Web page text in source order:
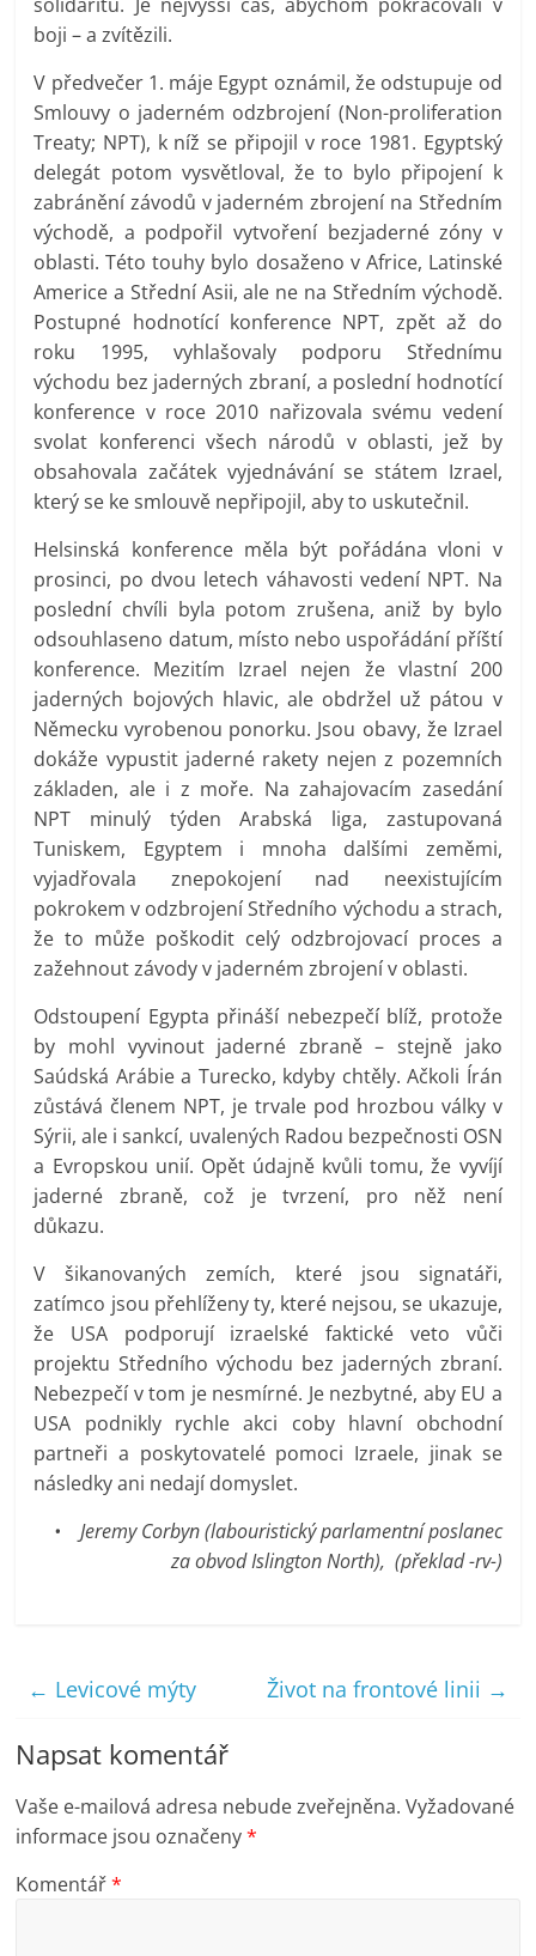
boji – a zvítězili.
V předvečer 1. máje Egypt oznámil, že odstupuje od
Smlouvy o jaderném odzbrojení (Non-proliferation
Treaty; NPT), k níž se připojil v roce 1981. Egyptský
delegát potom vysvětloval, že to bylo připojení k
zabránění závodů v jaderném zbrojení na Středním
východě, a podpořil vytvoření bezjaderné zóny v
oblasti. Této touhy bylo dosaženo v Africe, Latinské
Americe a Střední Asii, ale ne na Středním východě.
Postupné hodnotící konference NPT, zpět až do
roku 1995, vyhlašovaly podporu Střednímu
východu bez jaderných zbraní, a poslední hodnotící
konference v roce 2010 nařizovala svému vedení
svolat konferenci všech národů v oblasti, jež by
obsahovala začátek vyjednávání se státem Izrael,
který se ke smlouvě nepřipojil, aby to uskutečnil.
Helsinská konference měla být pořádána vloni v
prosinci, po dvou letech váhavosti vedení NPT. Na
poslední chvíli byla potom zrušena, aniž by bylo
odsouhlaseno datum, místo nebo uspořádání příští
konference. Mezitím Izrael nejen že vlastní 200
jaderných bojových hlavic, ale obdržel už pátou v
Německu vyrobenou ponorku. Jsou obavy, že Izrael
dokáže vypustit jaderné rakety nejen z pozemních
základen, ale i z moře. Na zahajovacím zasedání
NPT minulý týden Arabská liga, zastupovaná
Tuniskem, Egyptem i mnoha dalšími zeměmi,
vyjadřovala znepokojení nad neexistujícím
pokrokem v odzbrojení Středního východu a strach,
že to může poškodit celý odzbrojovací proces a
zažehnout závody v jaderném zbrojení v oblasti.
Odstoupení Egypta přináší nebezpečí blíž, protože
by mohl vyvinout jaderné zbraně – stejně jako
Saúdská Arábie a Turecko, kdyby chtěly. Ačkoli Írán
zůstává členem NPT, je trvale pod hrozbou války v
Sýrii, ale i sankcí, uvalených Radou bezpečnosti OSN
a Evropskou unií. Opět údajně kvůli tomu, že vyvíjí
jaderné zbraně, což je tvrzení, pro něž není
důkazu.
V šikanovaných zemích, které jsou signatáři,
zatímco jsou přehlíženy ty, které nejsou, se ukazuje,
že USA podporují izraelské faktické veto vůči
projektu Středního východu bez jaderných zbraní.
Nebezpečí v tom je nesmírné. Je nezbytné, aby EU a
USA podnikly rychle akci coby hlavní obchodní
partneři a poskytovatelé pomoci Izraele, jinak se
následky ani nedají domyslet.
• Jeremy Corbyn (labouristický parlamentní poslanec
za obvod Islington North), (překlad -rv-)
← Levicové mýty Život na frontové linii →
Napsat komentář
Vaše e-mailová adresa nebude zveřejněna. Vyžadované
informace jsou označeny*
Komentář*